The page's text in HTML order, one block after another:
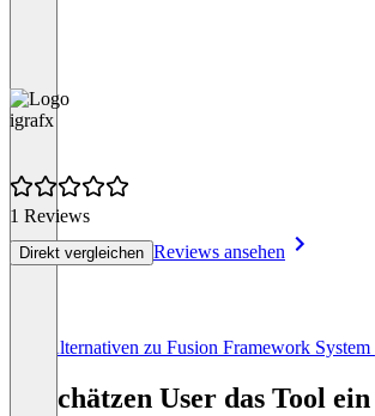
igrafx
1 Reviews
Direkt vergleichen Reviews ansehen
Alle Alternativen zu Fusion Framework System
So schätzen User das Tool ein